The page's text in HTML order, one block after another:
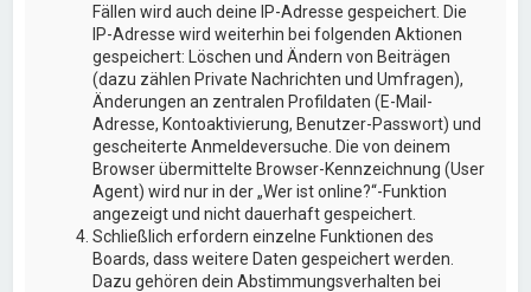
Fällen wird auch deine IP-Adresse gespeichert. Die
IP-Adresse wird weiterhin bei folgenden Aktionen
gespeichert: Löschen und Ändern von Beiträgen
(dazu zählen Private Nachrichten und Umfragen),
Änderungen an zentralen Profildaten (E-Mail-
Adresse, Kontoaktivierung, Benutzer-Passwort) und
gescheiterte Anmeldeversuche. Die von deinem
Browser übermittelte Browser-Kennzeichnung (User
Agent) wird nur in der „Wer ist online?“-Funktion
angezeigt und nicht dauerhaft gespeichert.
Schließlich erfordern einzelne Funktionen des
Boards, dass weitere Daten gespeichert werden.
Dazu gehören dein Abstimmungsverhalten bei